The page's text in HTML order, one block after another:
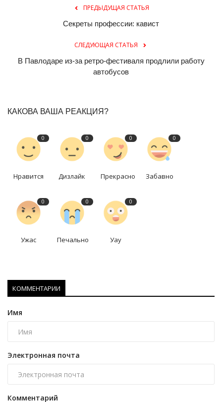
ПРЕДЫДУЩАЯ СТАТЬЯ
Секреты профессии: кавист
СЛЕДУЮЩАЯ СТАТЬЯ
В Павлодаре из-за ретро-фестиваля продлили работу
автобусов
КАКОВА ВАША РЕАКЦИЯ?
0
Нравится
0
Дизлайк
0
Прекрасно
0
Забавно
0
Ужас
0
Печально
0
Уау
КОММЕНТАРИИ
Имя
Электронная почта
Комментарий